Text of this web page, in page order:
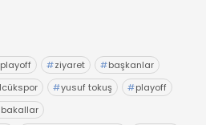
playoff #ziyaret #başkanlar
#yusuf tokuş #playoff